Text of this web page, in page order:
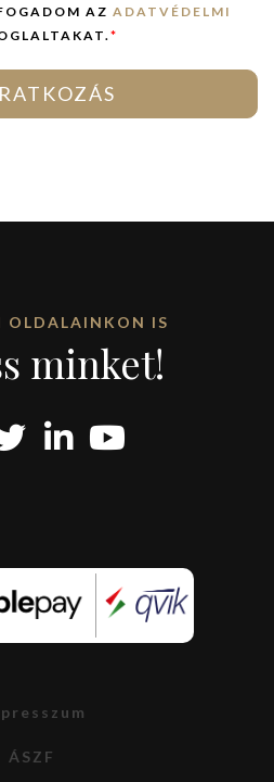
AZ ADATVÉDELMI
*
OLDALAINKON IS
minket!
ÁSZF